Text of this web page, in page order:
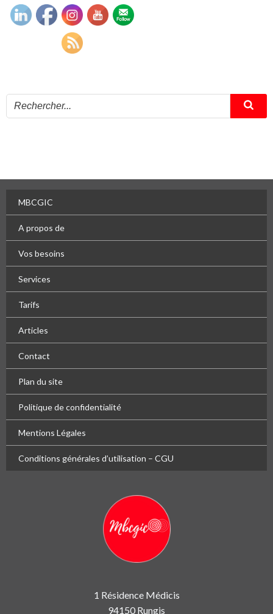
MBCGIC
A propos de
Vos besoins
Services
Tarifs
Articles
Contact
Plan du site
Politique de confidentialité
Mentions Légales
Conditions générales d’utilisation – CGU
1 Résidence Médicis
94150 Rungis